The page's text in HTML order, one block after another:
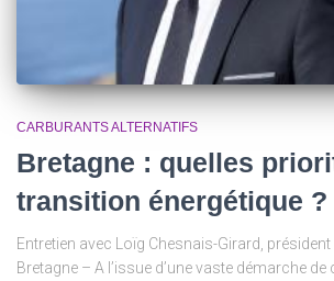
CARBURANTS ALTERNATIFS
Bretagne : quelles
transition énergétique
Entretien avec Loïg Chesnais-Girard, président
Bretagne – A l’issue d’une vaste démarche